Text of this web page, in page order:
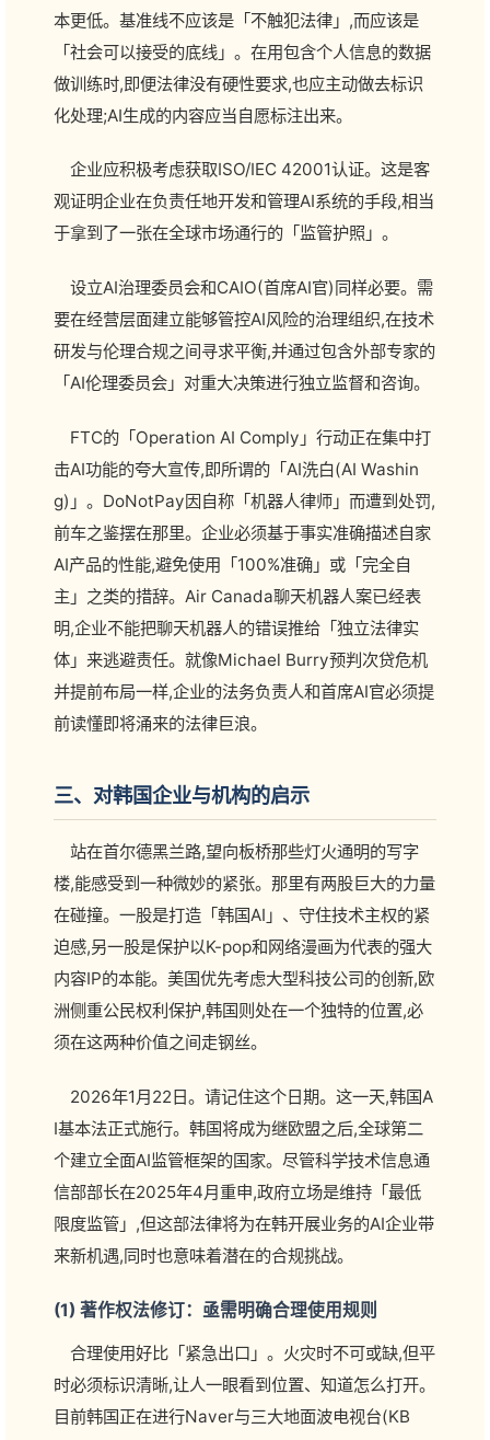
本更低。基准线不应该是「不触犯法律」,而应该是
「社会可以接受的底线」。在用包含个人信息的数据
做训练时,即便法律没有硬性要求,也应主动做去标识
化处理;AI生成的内容应当自愿标注出来。
企业应积极考虑获取ISO/IEC 42001认证。这是客
观证明企业在负责任地开发和管理AI系统的手段,相当
于拿到了一张在全球市场通行的「监管护照」。
设立AI治理委员会和CAIO(首席AI官)同样必要。需
要在经营层面建立能够管控AI风险的治理组织,在技术
研发与伦理合规之间寻求平衡,并通过包含外部专家的
「AI伦理委员会」对重大决策进行独立监督和咨询。
FTC的「Operation AI Comply」行动正在集中打
击AI功能的夸大宣传,即所谓的「AI洗白(AI Washin
g)」。DoNotPay因自称「机器人律师」而遭到处罚,
前车之鉴摆在那里。企业必须基于事实准确描述自家
AI产品的性能,避免使用「100%准确」或「完全自
主」之类的措辞。Air Canada聊天机器人案已经表
明,企业不能把聊天机器人的错误推给「独立法律实
体」来逃避责任。就像Michael Burry预判次贷危机
并提前布局一样,企业的法务负责人和首席AI官必须提
前读懂即将涌来的法律巨浪。
三、对韩国企业与机构的启示
站在首尔德黑兰路,望向板桥那些灯火通明的写字
楼,能感受到一种微妙的紧张。那里有两股巨大的力量
在碰撞。一股是打造「韩国AI」、守住技术主权的紧
迫感,另一股是保护以K-pop和网络漫画为代表的强大
内容IP的本能。美国优先考虑大型科技公司的创新,欧
洲侧重公民权利保护,韩国则处在一个独特的位置,必
须在这两种价值之间走钢丝。
2026年1月22日。请记住这个日期。这一天,韩国A
I基本法正式施行。韩国将成为继欧盟之后,全球第二
个建立全面AI监管框架的国家。尽管科学技术信息通
信部部长在2025年4月重申,政府立场是维持「最低
限度监管」,但这部法律将为在韩开展业务的AI企业带
来新机遇,同时也意味着潜在的合规挑战。
(1) 著作权法修订：亟需明确合理使用规则
合理使用好比「紧急出口」。火灾时不可或缺,但平
时必须标识清晰,让人一眼看到位置、知道怎么打开。
目前韩国正在进行Naver与三大地面波电视台(KB